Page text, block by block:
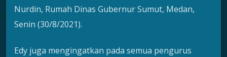
Nurdin, Rumah Dinas Gubernur Sumut, Medan,
Senin (30/8/2021).
Edy juga mengingatkan pada semua pengurus